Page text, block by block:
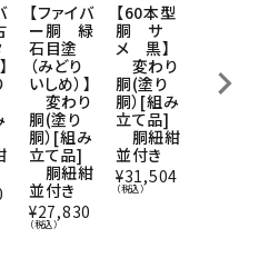
【ファイバ
ー胴 緑
石目塗
（みどり
いしめ）】
変わり
胴(塗り
胴）[組み
立て品]
胴紐紺
並付き
¥27,830
（税込）
【60本型
胴 サ
メ 黒】
変わり
胴(塗り
胴）[組み
立て品]
胴紐紺
並付き
¥31,504
（税込）
じ）小学
生向け】